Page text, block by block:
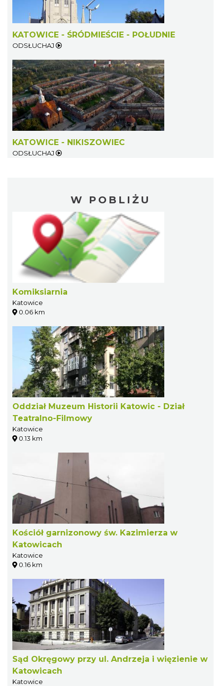
KATOWICE - ŚRÓDMIEŚCIE - POŁUDNIE
ODSŁUCHAJ
KATOWICE - NIKISZOWIEC
ODSŁUCHAJ
W POBLIŻU
Komiksiarnia
Katowice
0.06 km
Oddział Muzeum Historii Katowic - Dział
Teatralno-Filmowy
Katowice
0.13 km
Kościół garnizonowy św. Kazimierza w
Katowicach
Katowice
0.16 km
Sąd Okręgowy przy ul. Andrzeja i więzienie w
Katowicach
Katowice